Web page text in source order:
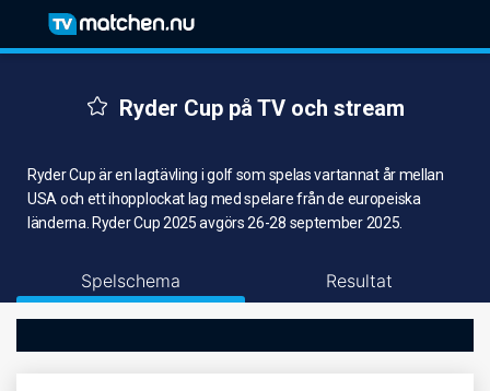
Ryder Cup på TV och stream
Ryder Cup är en lagtävling i golf som spelas vartannat år mellan
USA och ett ihopplockat lag med spelare från de europeiska
länderna. Ryder Cup 2025 avgörs 26-28 september 2025.
Spelschema Resultat